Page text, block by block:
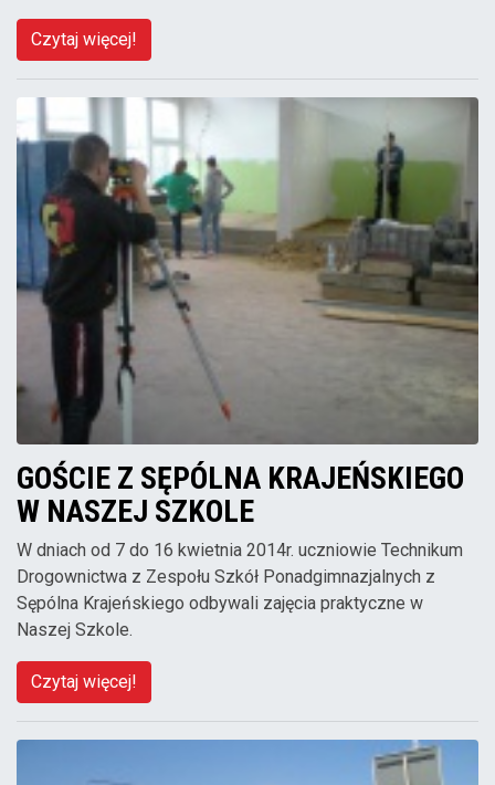
Czytaj więcej!
GOŚCIE Z SĘPÓLNA KRAJEŃSKIEGO
W NASZEJ SZKOLE
W dniach od 7 do 16 kwietnia 2014r. uczniowie Technikum
Drogownictwa z Zespołu Szkół Ponadgimnazjalnych z
Sępólna Krajeńskiego odbywali zajęcia praktyczne w
Naszej Szkole.
Czytaj więcej!